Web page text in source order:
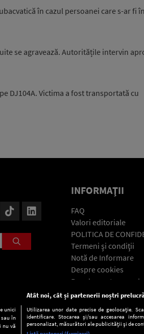
în cazul persoanei care s-ar fi
se agravează. Autoritățile intervin
DJ104A. Victima a fost transportată cu
INFORMAŢII
FAQ
Valori editoriale
POLITICA DE
Termeni şi condiţii
Notă de Informare
Despre cookies
Regulament general
GDPR
unici
în
nu vă
Atât noi, cât și partenerii noștri
Utilizarea unor date precise de geolocație.
identificare. Stocarea și/sau accesarea
personalizat, măsurători ale publicității și de